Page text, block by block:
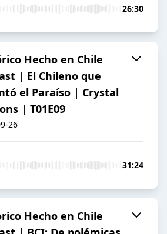
26:30
Hecho en Chile
| El Chileno que
el Paraíso | Crystal
| T01E09
26
31:24
Hecho en Chile